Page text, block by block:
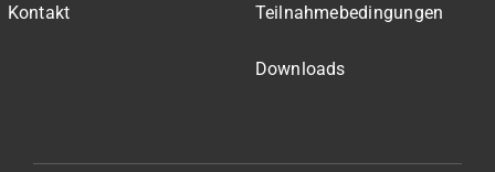
Kontakt Teilnahmebedingungen
Downloads